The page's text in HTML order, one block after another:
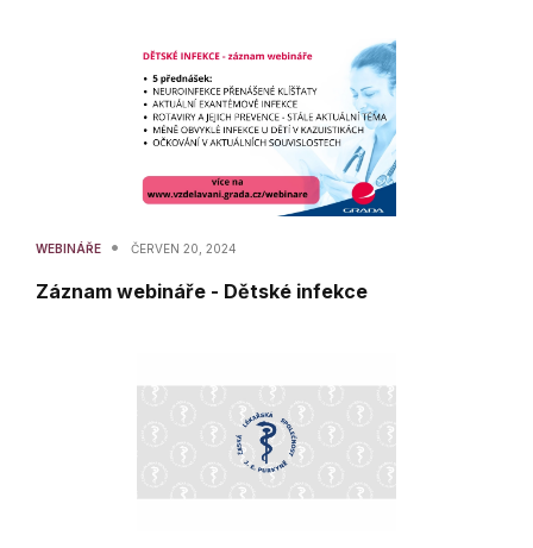
WEBINÁŘE • ČERVEN 20, 2024
Záznam webináře - Dětské infekce